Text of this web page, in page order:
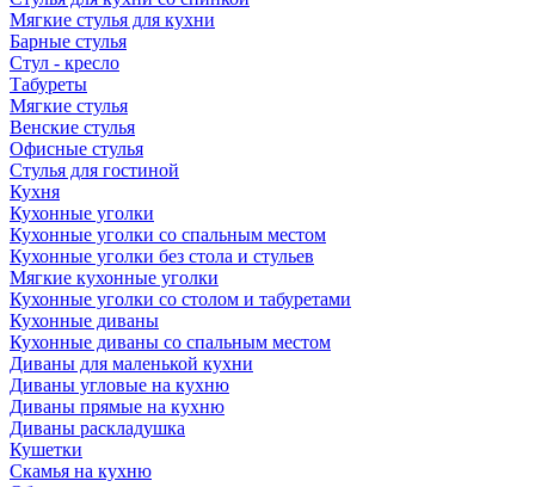
Мягкие стулья для кухни
Барные стулья
Стул - кресло
Табуреты
Мягкие стулья
Венские стулья
Офисные стулья
Стулья для гостиной
Кухня
Кухонные уголки
Кухонные уголки со спальным местом
Кухонные уголки без стола и стульев
Мягкие кухонные уголки
Кухонные уголки со столом и табуретами
Кухонные диваны
Кухонные диваны со спальным местом
Диваны для маленькой кухни
Диваны угловые на кухню
Диваны прямые на кухню
Диваны раскладушка
Кушетки
Скамья на кухню